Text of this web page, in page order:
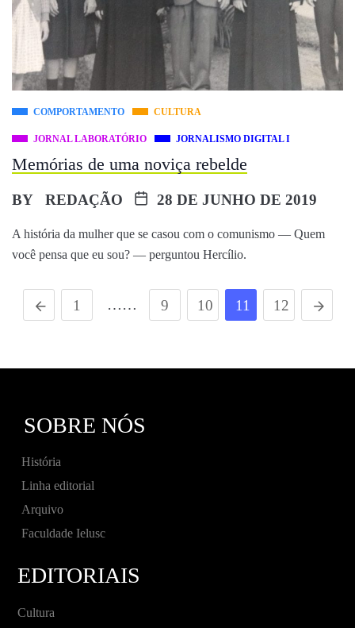
COMPORTAMENTO CULTURA
JORNAL LABORATÓRIO JORNALISMO DIGITAL I
Memórias de uma noviça rebelde
BY REDAÇÃO 28 DE JUNHO DE 2019
A história da mulher que se casou com o comunismo — Quem
você pensa que eu sou? — perguntou Hercílio.
1 …… 9 10 11 12
SOBRE NÓS
História
Linha editorial
Arquivo
Faculdade Ielusc
EDITORIAIS
Cultura